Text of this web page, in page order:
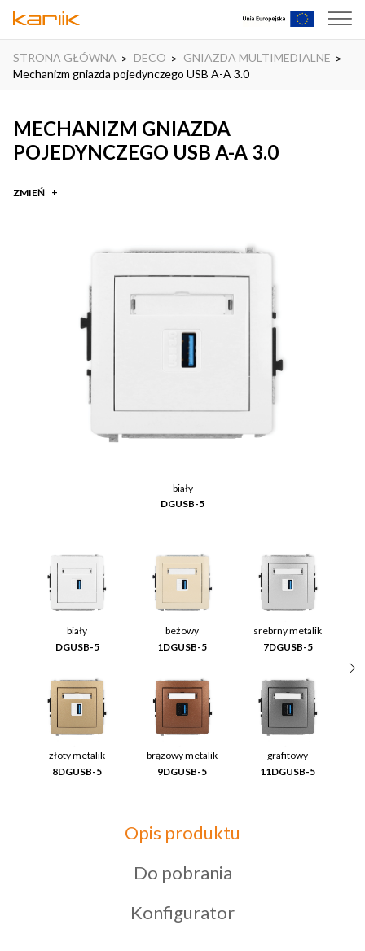
STRONA GŁÓWNA DECO
GNIAZDA MULTIMEDIALNE
Mechanizm gniazda pojedynczego USB A-A 3.0
MECHANIZM GNIAZDA
POJEDYNCZEGO USB A-A 3.0
ZMIEŃ
biały
DGUSB-5
biały
DGUSB-5
beżowy
1DGUSB-5
srebrny metalik
7DGUSB-5
złoty metalik
8DGUSB-5
brązowy metalik
9DGUSB-5
grafitowy
11DGUSB-5
Opis produktu
Do pobrania
Konfigurator